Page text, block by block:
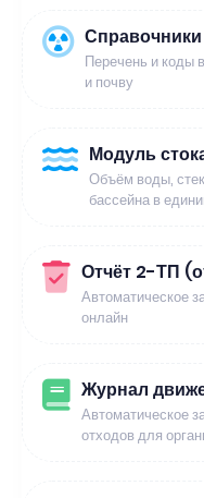
Перечень и коды
и почву
Модуль
Объём воды,
бассейна в
Отчёт 2-ТП
Автоматическое
онлайн
Журнал
Автоматическое
отходов для